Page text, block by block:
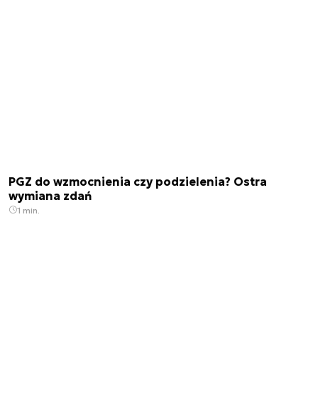
PGZ do wzmocnienia czy podzielenia? Ostra
wymiana zdań
1 min.